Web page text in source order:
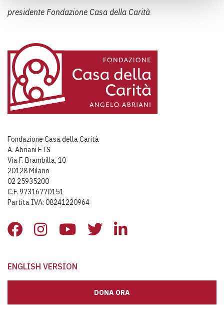
presidente Fondazione Casa della Carità
Fondazione Casa della Carità
A. Abriani ETS
Via F. Brambilla, 10
20128 Milano
02 25935200
C.F. 97316770151
Partita IVA: 08241220964
ENGLISH VERSION
DONA ORA